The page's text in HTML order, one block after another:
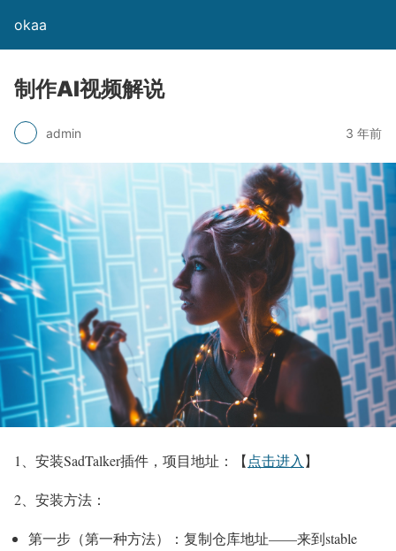
okaa
制作AI视频解说
admin 3 年前
1、安装SadTalker插件，项目地址：【点击进入】
2、安装方法：
第一步（第一种方法）：复制仓库地址——来到stable